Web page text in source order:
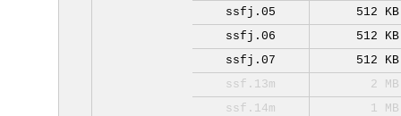
ssfj.05
512 KB
ssfj.06
512 KB
ssfj.07
512 KB
ssf.13m
2 MB
ssf.14m
1 MB